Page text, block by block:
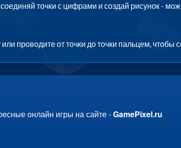
точки с цифрами и создай рисунок -
проводите от точки до точки пальцем, чтобы
онлайн игры на сайте -GamePixel.ru